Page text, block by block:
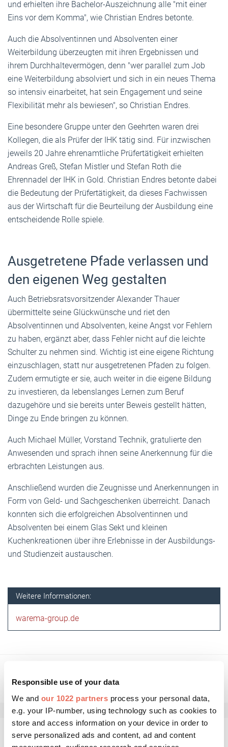
Responsible use of your data
We and our 1022 partners process your personal data,
e.g. your IP-number, using technology such as cookies to
store and access information on your device in order to
serve personalized ads and content, ad and content
und erhielten ihre Bachelor-Auszeichnung alle "mit einer
Eins vor dem Komma", wie Christian Endres betonte.
Auch die Absolventinnen und Absolventen einer
Weiterbildung überzeugten mit ihren Ergebnissen und
ihrem Durchhaltevermögen, denn "wer parallel zum Job
eine Weiterbildung absolviert und sich in ein neues Thema
so intensiv einarbeitet, hat sein Engagement und seine
Flexibilität mehr als bewiesen", so Christian Endres.
Eine besondere Gruppe unter den Geehrten waren drei
Kollegen, die als Prüfer der IHK tätig sind. Für inzwischen
jeweils 20 Jahre ehrenamtliche Prüfertätigkeit erhielten
Andreas Greß, Stefan Mistler und Stefan Roth die
Ehrennadel der IHK in Gold. Christian Endres betonte dabei
die Bedeutung der Prüfertätigkeit, da dieses Fachwissen
aus der Wirtschaft für die Beurteilung der Ausbildung eine
entscheidende Rolle spiele.
Ausgetretene Pfade verlassen und
den eigenen Weg gestalten
Auch Betriebsratsvorsitzender Alexander Thauer
übermittelte seine Glückwünsche und riet den
Absolventinnen und Absolventen, keine Angst vor Fehlern
zu haben, ergänzt aber, dass Fehler nicht auf die leichte
Schulter zu nehmen sind. Wichtig ist eine eigene Richtung
einzuschlagen, statt nur ausgetretenen Pfaden zu folgen.
Zudem ermutigte er sie, auch weiter in die eigene Bildung
zu investieren, da lebenslanges Lernen zum Beruf
dazugehöre und sie bereits unter Beweis gestellt hätten,
Dinge zu Ende bringen zu können.
Auch Michael Müller, Vorstand Technik, gratulierte den
Anwesenden und sprach ihnen seine Anerkennung für die
erbrachten Leistungen aus.
Anschließend wurden die Zeugnisse und Anerkennungen in
Form von Geld- und Sachgeschenken überreicht. Danach
konnten sich die erfolgreichen Absolventinnen und
Absolventen bei einem Glas Sekt und kleinen
Kuchenkreationen über ihre Erlebnisse in der Ausbildungs-
und Studienzeit austauschen.
Weitere Informationen:
warema-group.de
Kommentar schreiben